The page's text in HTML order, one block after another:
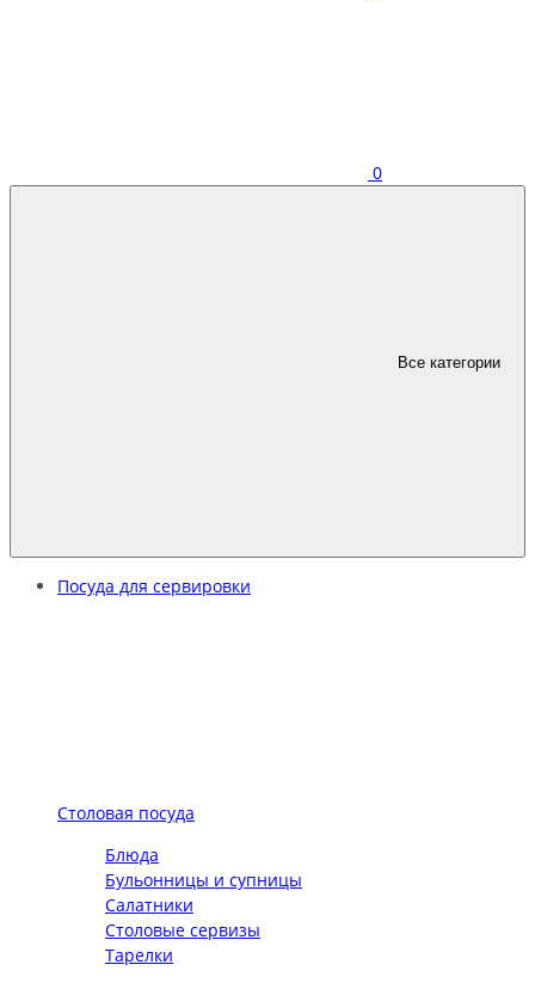
0
Все категории
Посуда для сервировки
Столовая посуда
Блюда
Бульонницы и супницы
Салатники
Столовые сервизы
Тарелки